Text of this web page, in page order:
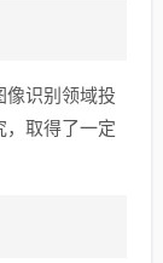
像识别领域投
，取得了一定